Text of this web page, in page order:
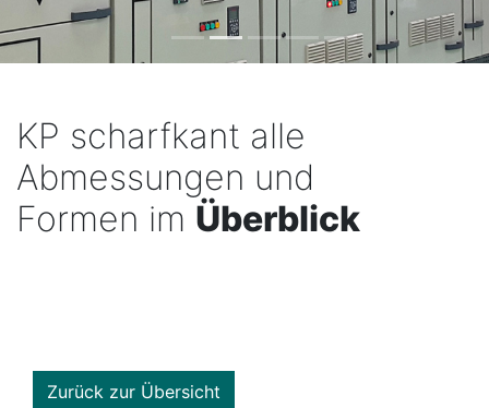
KP scharfkant alle
Abmessungen und
Formen im Überblick
Zurück zur Übersicht